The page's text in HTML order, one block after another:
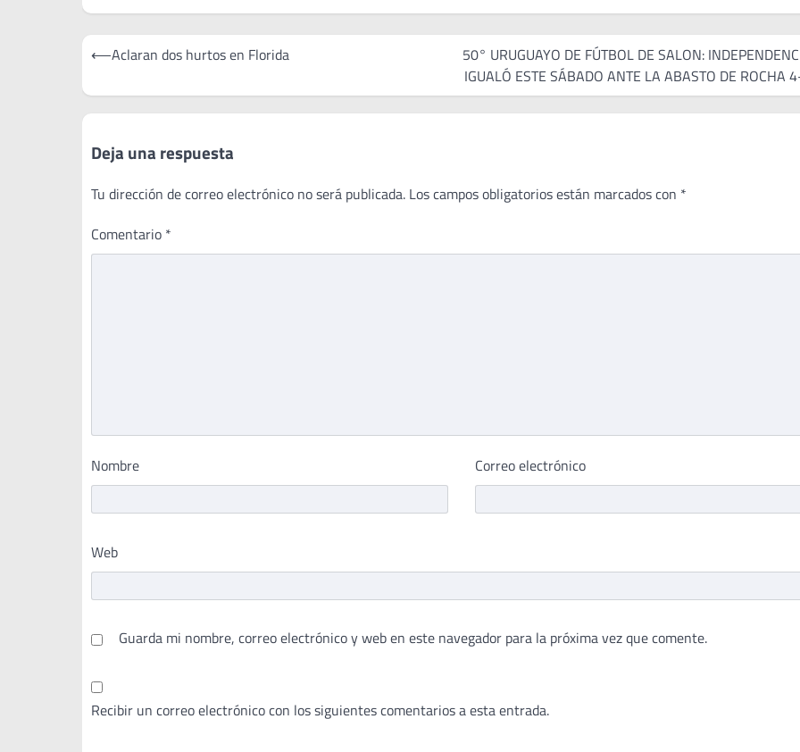
Navegación
entradas
⟵Aclaran dos hurtos en Florida
50° URUGUAYO DE FÚTBOL DE SALON:
IGUALÓ ESTE SÁBADO ANTE LA ABASTO DE ROCHA
Deja una respuesta
Tu dirección de correo electrónico no será publicada. Los campos obligatorios están marcados con *
Comentario *
Nombre Correo electrónico
Web
Guarda mi nombre, correo electrónico y web en este navegador para la próxima vez que comente.
Recibir un correo electrónico con los siguientes comentarios a esta entrada.